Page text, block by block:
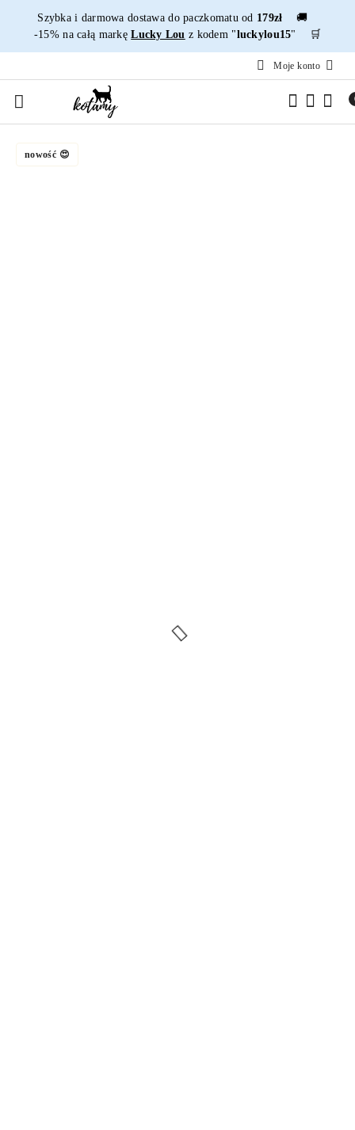
Przejdź do treści głównej
Przejdź do wyszukiwarki
Przejdź do moje konto
Przejdź do menu głównego
Przejdź do opisu produktu
Przejdź do stopki
Szybka i darmowa dostawa do paczkomatu od 179zł 🚚
-15% na całą markęLucky Lou z kodem "luckylou15" 🛒
Moje konto
nowość 😍